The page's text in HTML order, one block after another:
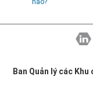
nào?
Ban Quản lý các